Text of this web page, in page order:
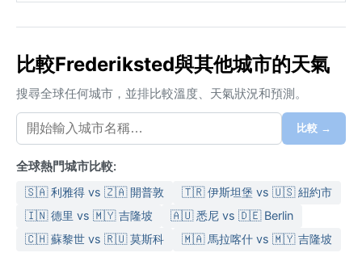
比較Frederiksted與其他城市的天氣
搜尋全球任何城市，並排比較溫度、天氣狀況和預測。
比較 →
全球熱門城市比較:
🇸🇦 利雅得 vs 🇿🇦 開普敦
🇹🇷 伊斯坦堡 vs 🇺🇸 紐約市
🇮🇳 德里 vs 🇲🇾 吉隆坡
🇦🇺 悉尼 vs 🇩🇪 Berlin
🇨🇭 蘇黎世 vs 🇷🇺 莫斯科
🇲🇦 馬拉喀什 vs 🇲🇾 吉隆坡